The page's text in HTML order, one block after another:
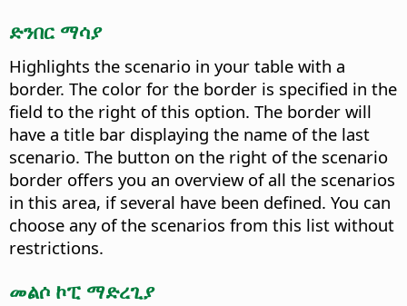
ድንበር ማሳያ
Highlights the scenario in your table with a
border. The color for the border is specified in the
field to the right of this option. The border will
have a title bar displaying the name of the last
scenario. The button on the right of the scenario
border offers you an overview of all the scenarios
in this area, if several have been defined. You can
choose any of the scenarios from this list without
restrictions.
መልሶ ኮፒ ማድረጊያ